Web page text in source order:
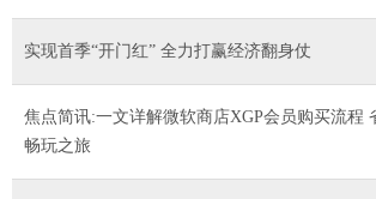
实现首季“开门红” 全力打赢经济翻身仗
焦点简讯:一文详解微软商店XGP会员购买流程
畅玩之旅